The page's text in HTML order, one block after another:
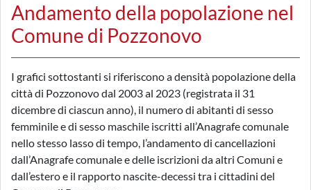
Andamento della popolazione nel
Comune di Pozzonovo
I grafici sottostanti si riferiscono a densità popolazione della
città di Pozzonovo dal 2003 al 2023 (registrata il 31
dicembre di ciascun anno), il numero di abitanti di sesso
femminile e di sesso maschile iscritti all’Anagrafe comunale
nello stesso lasso di tempo, l’andamento di cancellazioni
dall’Anagrafe comunale e delle iscrizioni da altri Comuni e
dall’estero e il rapporto nascite-decessi tra i cittadini del